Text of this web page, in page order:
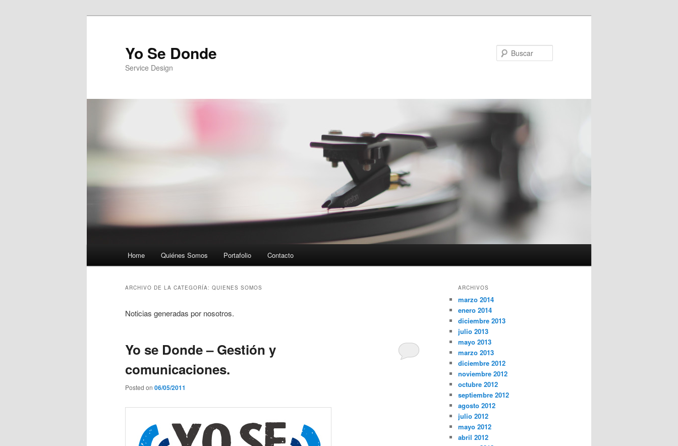
Yo Se Donde
Service Design
Ir al contenido principal
Ir al contenido secundario
Home Quiénes Somos Portafolio Contacto
ARCHIVO DE LA CATEGORÍA: QUIENES SOMOS
Noticias generadas por nosotros.
Yo se Donde – Gestión y
comunicaciones.
Posted on 06/05/2011
ARCHIVOS
marzo 2014
enero 2014
diciembre 2013
julio 2013
mayo 2013
marzo 2013
diciembre 2012
noviembre 2012
octubre 2012
septiembre 2012
agosto 2012
julio 2012
mayo 2012
abril 2012